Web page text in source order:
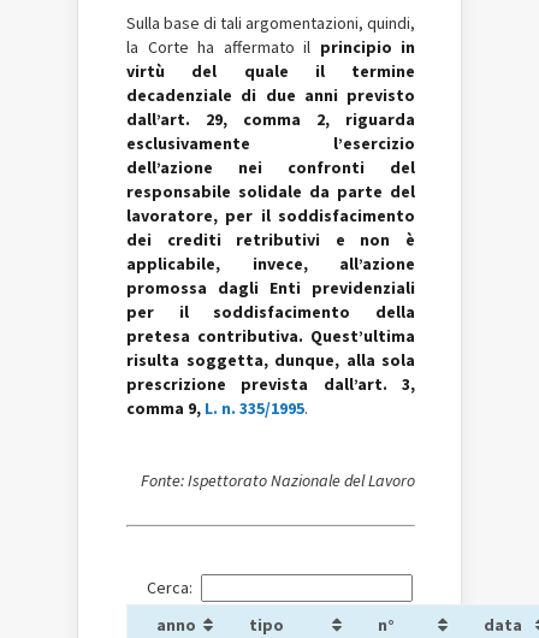
Sulla base di tali argomentazioni, quindi,
la Corte ha affermato il principio in
virtù del quale il termine
decadenziale di due anni previsto
dall’art. 29, comma 2, riguarda
esclusivamente l’esercizio
dell’azione nei confronti del
responsabile solidale da parte del
lavoratore, per il soddisfacimento
dei crediti retributivi e non è
applicabile, invece, all’azione
promossa dagli Enti previdenziali
per il soddisfacimento della
pretesa contributiva. Quest’ultima
risulta soggetta, dunque, alla sola
prescrizione prevista dall’art. 3,
comma 9, L. n. 335/1995.
Fonte: Ispettorato Nazionale del Lavoro
Cerca:
anno
tipo n° data